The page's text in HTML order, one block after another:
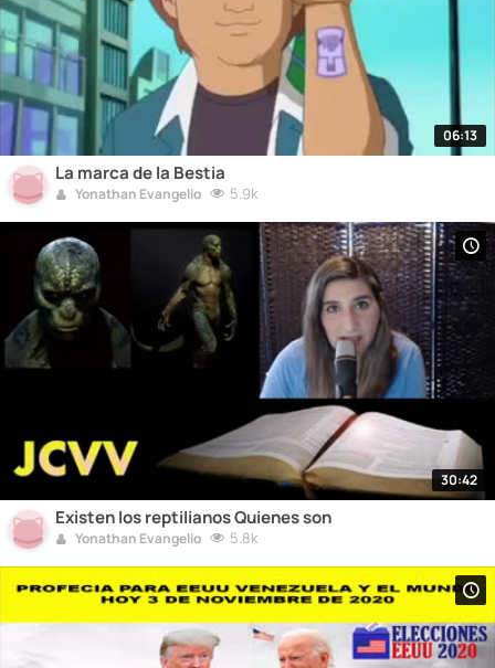
06:13
La marca de la Bestia
Yonathan Evangelio 5.9k
30:42
Existen los reptilianos Quienes son
Yonathan Evangelio 5.8k